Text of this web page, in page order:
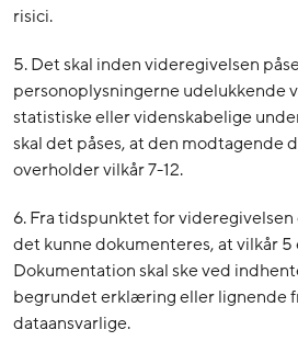
risici.
5. Det skal inden videregivelsen
personoplysningerne udelukkende
statistiske eller videnskabelige
skal det påses, at den modtagende
overholder vilkår 7-12.
6. Fra tidspunktet for
det kunne dokumenteres, at vilkår
Dokumentation skal ske ved
begrundet erklæring eller lignende
dataansvarlige.